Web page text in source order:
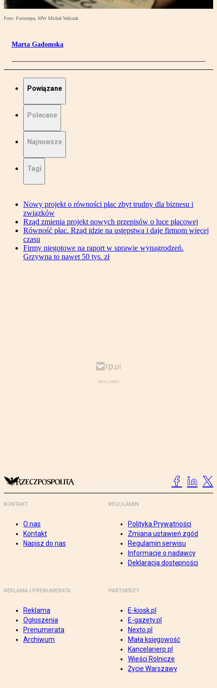
Foto: Fotorzepa, MW Michał Walczak
Marta Gadomska
Powiązane
Polecane
Najnowsze
Tagi
Nowy projekt o równości płac zbyt trudny dla biznesu i
związków
Rząd zmienia projekt nowych przepisów o luce płacowej
Równość płac. Rząd idzie na ustępstwa i daje firmom więcej
czasu
Firmy niegotowe na raport w sprawie wynagrodzeń.
Grzywna to nawet 50 tys. zł
KONTAKT
O nas
Kontakt
Napisz do nas
REGULAMIN
Polityka Prywatności
Zmiana ustawień zgód
Regulamin serwisu
Informacje o nadawcy
Deklaracja dostępności
REKLAMA I PRENUMERATA
Reklama
Ogłoszenia
Prenumerata
Archiwum
PARTNERZY
E-kiosk.pl
E-gazety.pl
Nexto.pl
Mała księgowość
Kancelarierp.pl
Wieści Rolnicze
Życie Warszawy